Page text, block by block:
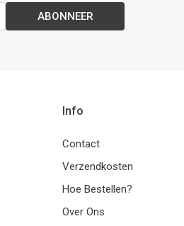
ABONNEER
Info
Contact
Verzendkosten
Hoe Bestellen?
Over Ons